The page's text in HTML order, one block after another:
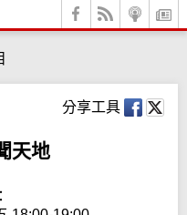
分享工具
天地